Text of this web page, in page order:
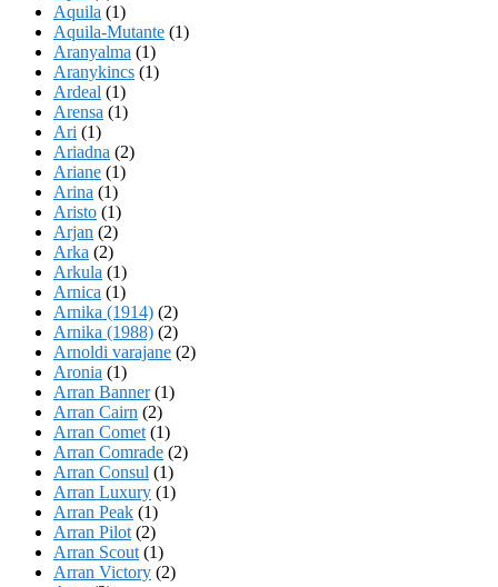
Aquila (1)
Aquila-Mutante (1)
Aranyalma (1)
Aranykincs (1)
Ardeal (1)
Arensa (1)
Ari (1)
Ariadna (2)
Ariane (1)
Arina (1)
Aristo (1)
Arjan (2)
Arka (2)
Arkula (1)
Arnica (1)
Arnika (1914) (2)
Arnika (1988) (2)
Arnoldi varajane (2)
Aronia (1)
Arran Banner(1)
Arran Cairn (2)
Arran Comet (1)
Arran Comrade (2)
Arran Consul (1)
Arran Luxury (1)
Arran Peak (1)
Arran Pilot (2)
Arran Scout (1)
Arran Victory (2)